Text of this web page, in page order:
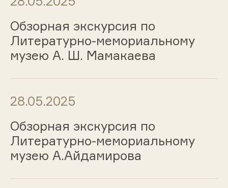
Обзорная экскурсия по
Литературно-мемориальному
музею А. Ш. Мамакаева
28.05.2025
Обзорная экскурсия по
Литературно-мемориальному
музею А.Айдамирова